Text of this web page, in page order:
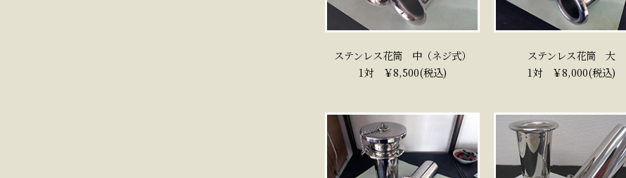
ステンレス花筒 中（ネジ式）
1対 ￥8,500(税込)
ステンレス花筒 大
1対 ￥8,000(税込)